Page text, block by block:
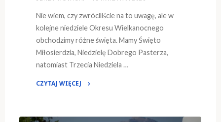
Nie wiem, czy zwróciliście na to uwagę, ale w
kolejne niedziele Okresu Wielkanocnego
obchodzimy różne święta. Mamy Święto
Miłosierdzia, Niedzielę Dobrego Pasterza,
natomiast Trzecia Niedziela …
CZYTAJ WIĘCEJ
Wielkanocna